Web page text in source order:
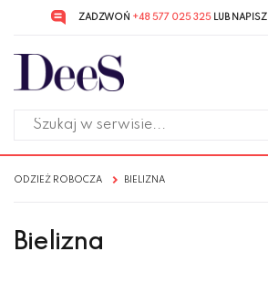
do menu
głównego
do
menu
w
ZADZWOŃ +48 577 025 325LUB NAPISZ
ODZIEŻ ROBOCZA BIELIZNA
Bielizna